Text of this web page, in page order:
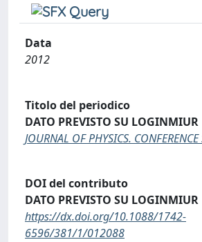
Data
2012
Titolo del periodico
DATO PREVISTO SU LOGINMIUR
JOURNAL OF PHYSICS. CONFERENCE
DOI del contributo
DATO PREVISTO SU LOGINMIUR
https://dx.doi.org/10.1088/1742-
6596/381/1/012088